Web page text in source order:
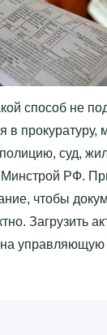
способ не
в прокуратуру,
суд,
РФ.
чтобы
Загрузить